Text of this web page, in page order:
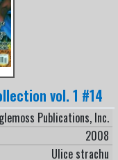
vol. 1 #14
Publications, Inc.
2008
Ulice strachu